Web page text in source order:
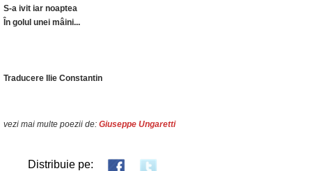
S-a ivit iar noaptea
În golul unei mâini...
Traducere Ilie Constantin
vezi mai multe poezii de: Giuseppe Ungaretti
Distribuie pe: